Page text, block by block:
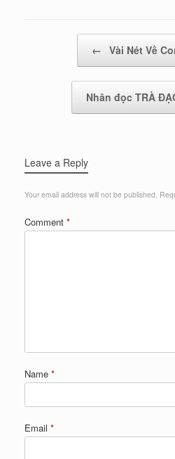
← Vài Nét Về
Nhân đọc TRÀ
Leave a Reply
Your email address will not be published.
Comment *
Name *
Email *